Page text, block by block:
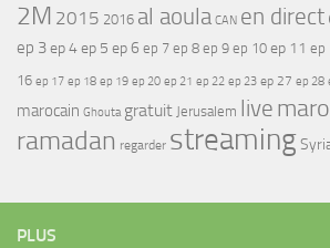
2M 2015 2016 al aoula CAN en direct
ep 3ep 4ep 5 ep 6 ep 7 ep 8 ep 9 ep 10 ep 11 ep
16 ep 17 ep 18 ep 19 ep 20 ep 21 ep 22 ep 23 ep 27 ep 28
marocain Ghouta gratuit Jerusalem live
ramadan regarder streaming
PLUS